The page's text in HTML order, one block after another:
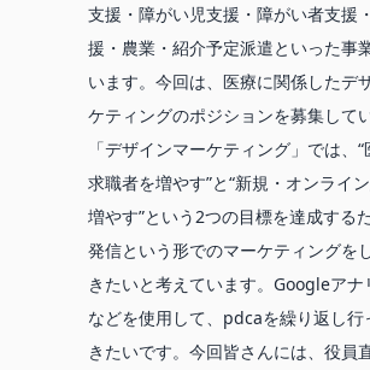
支援・障がい児支援・障がい者支援
援・農業・紹介予定派遣といった事
います。今回は、医療に関係したデ
ケティングのポジションを募集して
「デザインマーケティング」では、
求職者を増やす”と“新規・オンライ
増やす”という2つの目標を達成する
発信という形でのマーケティングを
きたいと考えています。Googleアナ
などを使用して、pdcaを繰り返し行
きたいです。今回皆さんには、役員